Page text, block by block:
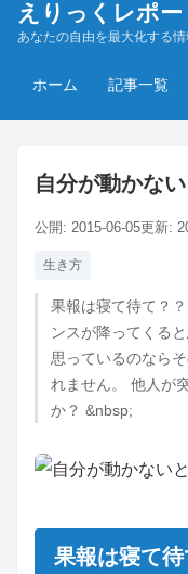
えりっくレポー
あなたの自由を最大化する情
ホーム 記事一覧
自分が動かな
公開: 2015-06-05更新:
生き方
果報は寝て待て？
ンスが降ってくる
思っているのなら
れません。 他人が
か？ &nbsp;
果報は寝て待